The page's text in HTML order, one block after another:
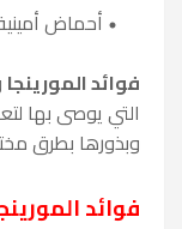
أحماض
فوائد المورينجا
التي يوصى بها
وبذورها بطرق
فوائد